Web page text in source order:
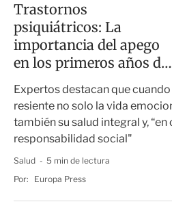
Trastornos
psiquiátricos: La
importancia del apego
en los primeros años de
vida
Expertos destacan que
resiente no solo la vida
también su salud integral y,
responsabilidad social"
Salud
5 min de lectura
Por:
Europa Press